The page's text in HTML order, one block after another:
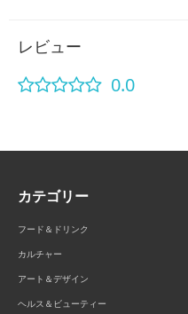
レビュー
0.0
カテゴリー
フード＆ドリンク
カルチャー
アート＆デザイン
ヘルス＆ビューティー